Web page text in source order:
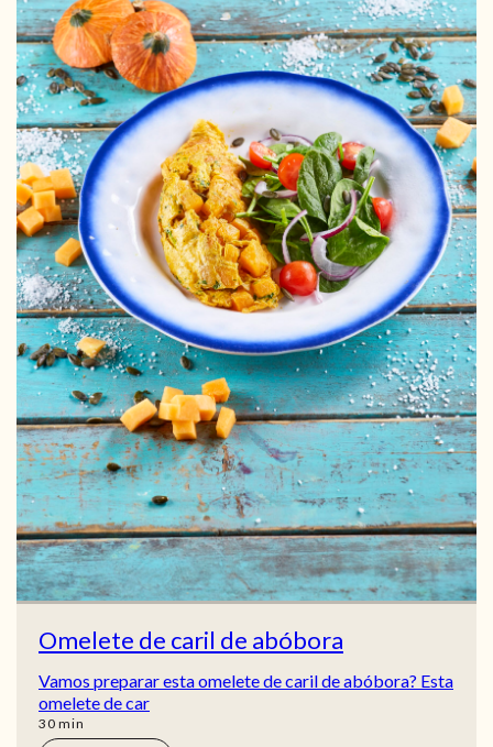
Omelete de caril de abóbora
Vamos preparar esta omelete de caril de abóbora? Esta
omelete de car
30min
min